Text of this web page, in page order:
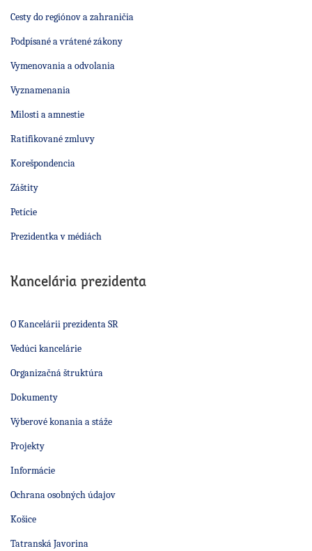
Cesty do regiónov a zahraničia
Podpísané a vrátené zákony
Vymenovania a odvolania
Vyznamenania
Milosti a amnestie
Ratifikované zmluvy
Korešpondencia
Záštity
Petície
Prezidentka v médiách
Kancelária prezidenta
O Kancelárii prezidenta SR
Vedúci kancelárie
Organizačná štruktúra
Dokumenty
Výberové konania a stáže
Projekty
Informácie
Ochrana osobných údajov
Košice
Tatranská Javorina